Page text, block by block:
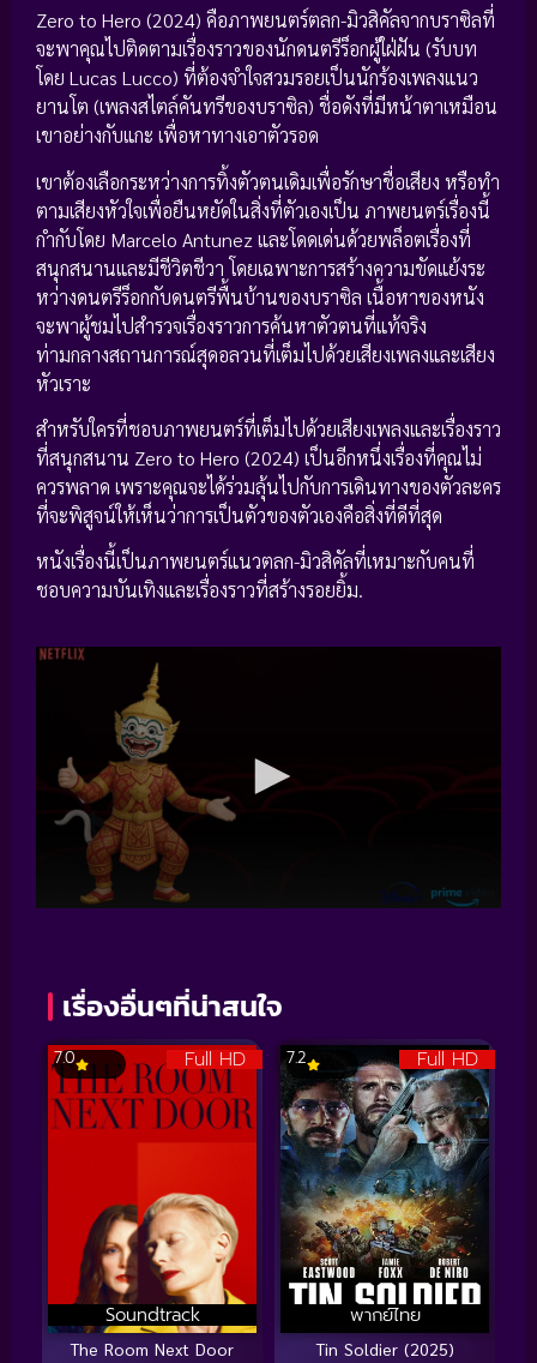
Zero to Hero (2024) คือภาพยนตร์ตลก-มิวสิคัลจากบราซิลที่
จะพาคุณไปติดตามเรื่องราวของนักดนตรีร็อกผู้ใฝ่ฝัน (รับบท
โดย Lucas Lucco) ที่ต้องจำใจสวมรอยเป็นนักร้องเพลงแนว
ยานโต (เพลงสไตล์คันทรีของบราซิล) ชื่อดังที่มีหน้าตาเหมือน
เขาอย่างกับแกะ เพื่อหาทางเอาตัวรอด
เขาต้องเลือกระหว่างการทิ้งตัวตนเดิมเพื่อรักษาชื่อเสียง หรือทำ
ตามเสียงหัวใจเพื่อยืนหยัดในสิ่งที่ตัวเองเป็น ภาพยนตร์เรื่องนี้
กำกับโดย Marcelo Antunez และโดดเด่นด้วยพล็อตเรื่องที่
สนุกสนานและมีชีวิตชีวา โดยเฉพาะการสร้างความขัดแย้งระ
หว่างดนตรีร็อกกับดนตรีพื้นบ้านของบราซิล เนื้อหาของหนัง
จะพาผู้ชมไปสำรวจเรื่องราวการค้นหาตัวตนที่แท้จริง
ท่ามกลางสถานการณ์สุดอลวนที่เต็มไปด้วยเสียงเพลงและเสียง
หัวเราะ
สำหรับใครที่ชอบภาพยนตร์ที่เต็มไปด้วยเสียงเพลงและเรื่องราว
ที่สนุกสนาน Zero to Hero (2024) เป็นอีกหนึ่งเรื่องที่คุณไม่
ควรพลาด เพราะคุณจะได้ร่วมลุ้นไปกับการเดินทางของตัวละคร
ที่จะพิสูจน์ให้เห็นว่าการเป็นตัวของตัวเองคือสิ่งที่ดีที่สุด
หนังเรื่องนี้เป็นภาพยนตร์แนวตลก-มิวสิคัลที่เหมาะกับคนที่
ชอบความบันเทิงและเรื่องราวที่สร้างรอยยิ้ม.
เรื่องอื่นๆที่น่าสนใจ
Full HD
Soundtrack
7.0
The Room Next Door
Full HD
พากย์ไทย
7.2
Tin Soldier (2025)